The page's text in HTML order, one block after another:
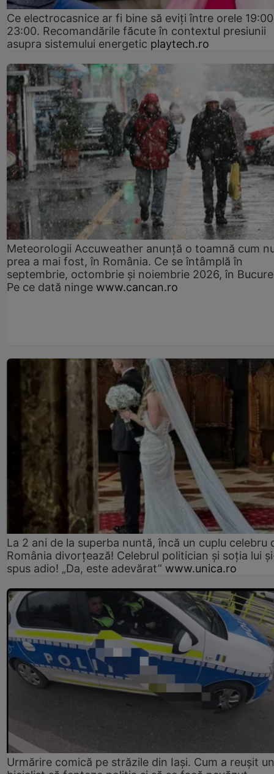
Ce electrocasnice ar fi bine să eviți între orele
23:00. Recomandările făcute în contextul presiunii
asupra sistemului energetic playtech.ro
Meteorologii Accuweather anunță o toamnă cum
prea a mai fost, în România. Ce se întâmplă în
septembrie, octombrie și noiembrie 2026, în
Pe ce dată ninge www.cancan.ro
La 2 ani de la superba nuntă, încă un cuplu celebru
România divorțează! Celebrul politician și soția lui
spus adio! „Da, este adevărat” www.unica.ro
Urmărire comică pe străzile din Iași. Cum a reușit un